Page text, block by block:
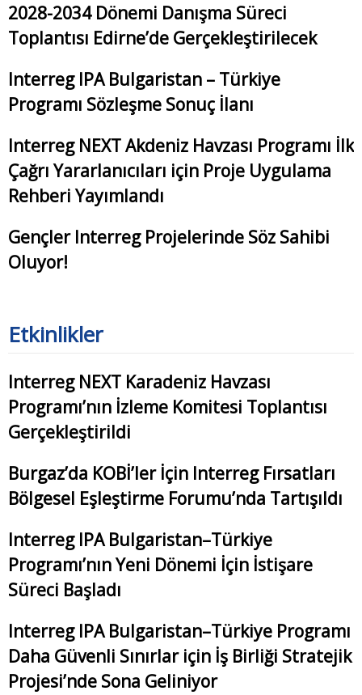
2028-2034 Dönemi Danışma Süreci
Toplantısı Edirne’de Gerçekleştirilecek
Interreg IPA Bulgaristan – Türkiye
Programı Sözleşme Sonuç İlanı
Interreg NEXT Akdeniz Havzası Programı İlk
Çağrı Yararlanıcıları için Proje Uygulama
Rehberi Yayımlandı
Gençler Interreg Projelerinde Söz Sahibi
Oluyor!
Etkinlikler
Interreg NEXT Karadeniz Havzası
Programı’nın İzleme Komitesi Toplantısı
Gerçekleştirildi
Burgaz’da KOBİ’ler İçin Interreg Fırsatları
Bölgesel Eşleştirme Forumu’nda Tartışıldı
Interreg IPA Bulgaristan–Türkiye
Programı’nın Yeni Dönemi İçin İstişare
Süreci Başladı
Interreg IPA Bulgaristan–Türkiye Programı
Daha Güvenli Sınırlar için İş Birliği Stratejik
Projesi’nde Sona Geliniyor